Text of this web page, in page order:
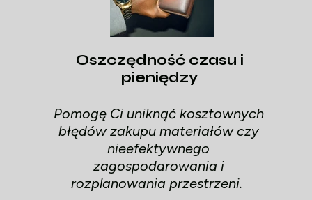
Pomogę Ci uniknąć kosztownych
błędów zakupu materiałów czy
nieefektywnego
zagospodarowania i
rozplanowania przestrzeni.
Oszczędność czasu i
pieniędzy